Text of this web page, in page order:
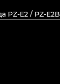
PZ-E2 / PZ-E2B